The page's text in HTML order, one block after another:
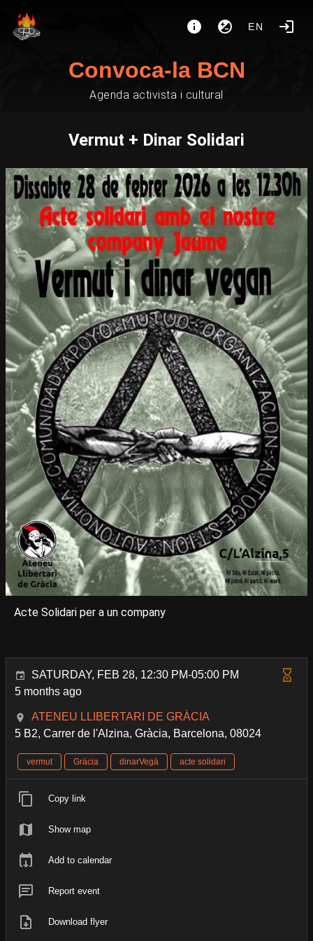
EN
Convoca-la BCN
Agenda activista i cultural
Vermut + Dinar Solidari
Acte Solidari per a un company
SATURDAY, FEB 28, 12:30 PM-05:00 PM
5 months ago
ATENEU LLIBERTARI DE GRÀCIA
5 B2, Carrer de l'Alzina, Gràcia, Barcelona, 08024
vermut Gràcia dinarVegà acte solidari
Copy link
Show map
Add to calendar
Report event
Download flyer